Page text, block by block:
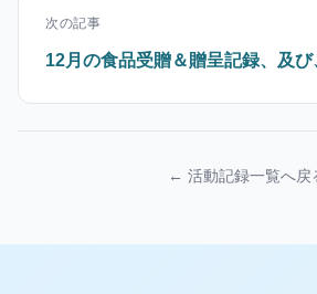
次の記事
12月の食品受贈＆贈呈記録、及
← 活動記録一覧へ戻